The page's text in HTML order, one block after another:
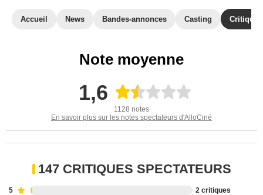
Accueil News Bandes-annonces Casting
Note moyenne
1,6
1128 notes
En savoir plus sur les notes spectateurs d'AlloCiné
147 CRITIQUES SPECTATEURS
5 2 critiques